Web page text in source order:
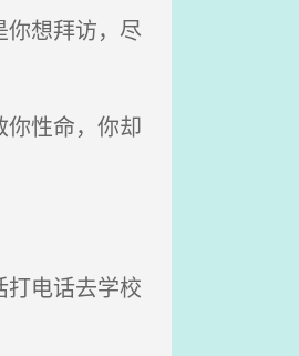
想拜访，尽
性命，你却
电话去学校